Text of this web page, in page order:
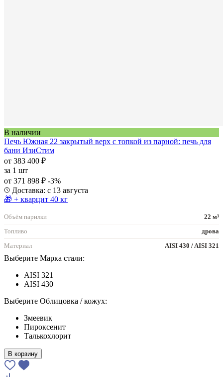
В наличии
Печь Южная 22 закрытый верх с топкой из парной: печь для
бани ИзиСтим
от 383 400 ₽
за 1 шт
от 371 898 ₽ -3%
Доставка: с 13 августа
🎁 + кварцит 40 кг
Объём парилки
22 м³
Топливо
дрова
Материал
AISI 430 / AISI 321
Выберите Марка стали:
AISI 321
AISI 430
Выберите Облицовка / кожух:
Змеевик
Пироксенит
Талькохлорит
В корзину